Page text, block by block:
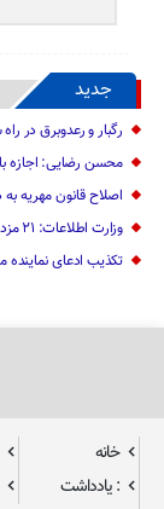
جدید
رگبار و رعدوبرق در
محسن رضایی: اجازه
اصلاح قانون مهریه
وزارت اطلاعات: ۲۱ مزدور موساد و ۴ شرور مسلح در کرمان بازداشت شدند
تکذیب ادعای
خانه
: یادداشت